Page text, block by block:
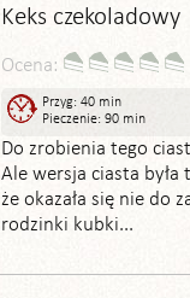
Keks czekoladowy
Ocena:
Przyg: 40 min
Pieczenie: 90 min
Do zrobienia tego
Ale wersja ciasta była
że okazała się nie do
rodzinki kubki...